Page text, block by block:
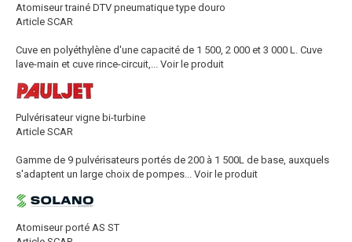
Atomiseur trainé DTV pneumatique type douro
Article SCAR
Cuve en polyéthylène d'une capacité de 1 500, 2 000 et 3 000 L. Cuve
lave-main et cuve rince-circuit,...
Voir le produit
Pulvérisateur vigne bi-turbine
Article SCAR
Gamme de 9 pulvérisateurs portés de 200 à 1 500L de base, auxquels
s'adaptent un large choix de pompes...
Voir le produit
Atomiseur porté AS ST